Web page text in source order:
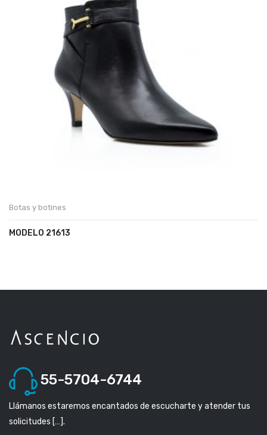
Botas y botines
MODELO 21613
55-5704-6744
Llámanos estaremos encantados de escucharte y atender tus
solicitudes […].